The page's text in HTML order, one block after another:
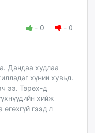
- 0 - 0
Дандаа худлаа
хүний хувьд.
ээ. Төрөх-д
хийж
өгөхгүй гээд л